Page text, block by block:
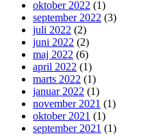
oktober 2022 (1)
september 2022 (3)
juli 2022 (2)
juni 2022 (2)
maj 2022 (6)
april 2022 (1)
marts 2022 (1)
januar 2022 (1)
november 2021 (1)
oktober 2021 (1)
september 2021 (1)